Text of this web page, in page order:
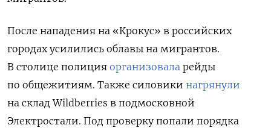
После нападения на «Крокус» в российских
городах усилились облавы на мигрантов.
В столице полиция организовала рейды
по общежитиям. Также силовики нагрянули
на склад Wildberries в подмосковной
Электростали. Под проверку попали порядка